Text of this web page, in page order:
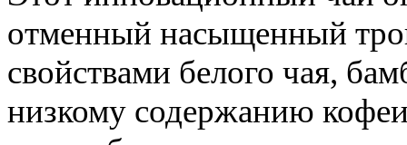
отменный насыщенный
свойствами белого чая,
низкому содержанию